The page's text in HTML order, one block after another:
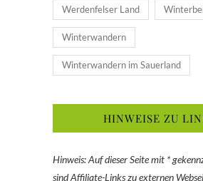
Werdenfelser Land
Winterwandern
Winterwandern im Sauerland
HINWEISE ZU
Hinweis: Auf dieser Seite mit *
sind Affiliate-Links zu externen